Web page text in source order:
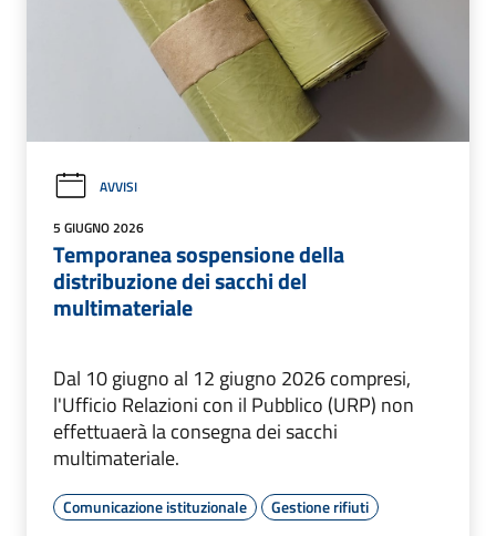
AVVISI
5 GIUGNO 2026
Temporanea sospensione della
distribuzione dei sacchi del
multimateriale
Dal 10 giugno al 12 giugno 2026 compresi,
l'Ufficio Relazioni con il Pubblico (URP) non
effettuaerà la consegna dei sacchi
multimateriale.
Comunicazione istituzionale Gestione rifiuti